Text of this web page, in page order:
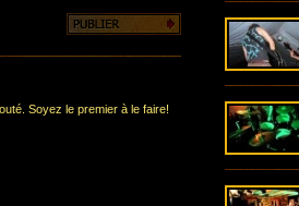
Soyez le premier à le faire!